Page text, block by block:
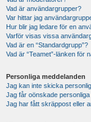
Vad är användargrupper?
Var hittar jag
Hur blir jag ledare för en
Varför visas vissa
Vad är en “Standardgrupp”?
Vad är “Teamet”-länken för
Personliga meddelanden
Jag kan inte skicka
Jag får oönskade personliga
Jag har fått skräppost eller